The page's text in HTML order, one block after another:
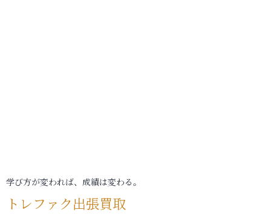
学び方が変われば、成績は変わる。
トレファク出張買取